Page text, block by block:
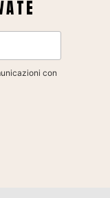
con